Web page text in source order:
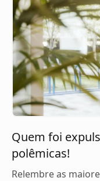
Quem foi
polêmicas!
Relembre as